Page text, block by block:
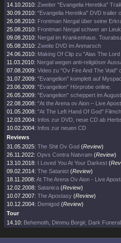
14.10.2010: Zweiter "Evangelia Heretika"
30.09.2010: "Evangelia Heretika" DVD trailer
26.08.2010: Frontman Nergal über seine
25.08.2010: Frontman Nergal schwer an
09.08.2010: Nergal im Krankenhaus.
05.08.2010: Zweite DVD im Anmarsch
24.06.2010: Making Of Clip zu "Alas The Lord
11.03.2010: Nergal wegen anti-religiöser
07.08.2009: Video zu "Ov Fire And The Void"
31.07.2009: "Evangelion" komplett auf
23.06.2009: "Evangelion" Hörprobe online.
26.05.2009: "Evangelion" scheppert im August.
22.08.2008: "At the Arena ov Aion – Live
01.05.2008: "At The Left Hand Of God"
12.03.2004: Infos zur DVD, neue CD ab
10.02.2004: Infos zur neuen CD
Reviews
31.05.2025: The Shit Ov God (Review)
26.11.2022: Opvs Contra Natvram (Review)
13.10.2018: I Loved You At Your Darkest (
09.02.2014: The Satanist (Review)
18.11.2008: At The Arena Ov Aion - Live
12.02.2008: Satanica (Review)
10.07.2007: The Apostasy (Review)
10.12.2004: Demigod (Review)
Tour
14.10: Behemoth, Dimmu Borgir, Dark Funeral